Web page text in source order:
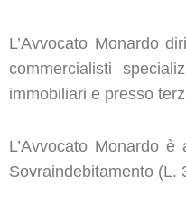
L’Avvocato Monardo
commercialisti
immobiliari e presso
L’Avvocato Monardo
Sovraindebitamento (L.